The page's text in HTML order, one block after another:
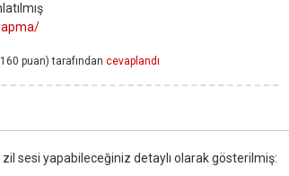
160 puan) tarafından cevaplandı
sesi yapabileceğiniz detaylı olarak gösterilmiş: